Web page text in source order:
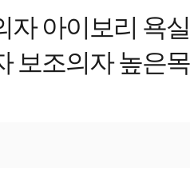
자 아이보리 욕
보조의자 높은